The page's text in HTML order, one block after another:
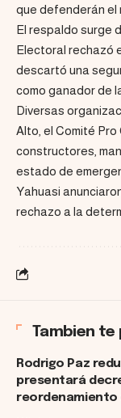
que defenderán el
El respaldo surge
Electoral rechazó
descartó una
como ganador de
Diversas
Alto, el Comité
constructores,
estado de
Yahuasi
rechazo a la
Tambien te
Rodrigo Paz
presentará
reordenamiento